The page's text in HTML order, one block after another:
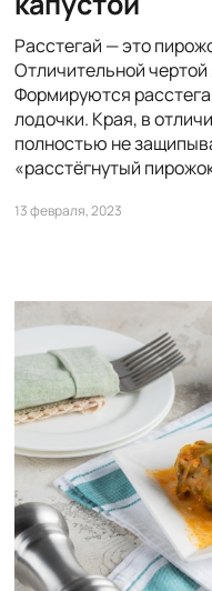
Расстегай — это
Отличительной чертой
Формируются
лодочки. Края, в
полностью не
«расстёгнутый
13 февраля, 2023